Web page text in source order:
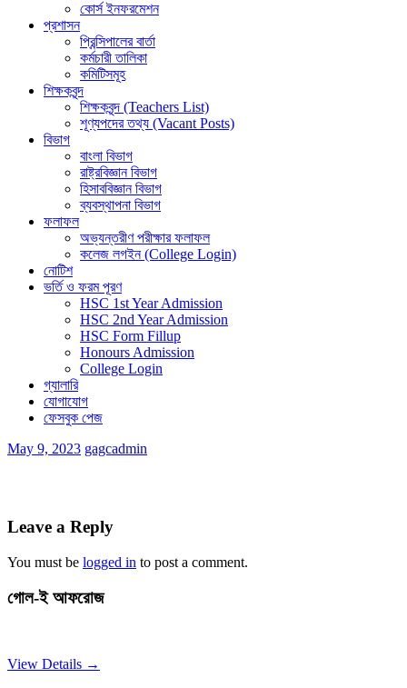
কোর্স ইনফরমেশন
প্রশাসন
প্রিন্সিপালের বার্তা
কর্মচারী তালিকা
কমিটিসমূহ
শিক্ষকবৃন্দ
শিক্ষকবৃন্দ (Teachers List)
শূণ্যপদের তথ্য (Vacant Posts)
বিভাগ
বাংলা বিভাগ
রাষ্ট্রবিজ্ঞান বিভাগ
হিসাববিজ্ঞান বিভাগ
ব্যবস্থাপনা বিভাগ
ফলাফল
অভ্যন্তরীণ পরীক্ষার ফলাফল
কলেজ লগইন (College Login)
নোটিশ
ভর্তি ও ফরম পূরণ
HSC 1st Year Admission
HSC 2nd Year Admission
HSC Form Fillup
Honours Admission
College Login
গ্যালারি
যোগাযোগ
ফেসবুক পেজ
May 9, 2023 gagcadmin
Leave a Reply
You must be logged in to post a comment.
গোল-ই আফরোজ
View Details →